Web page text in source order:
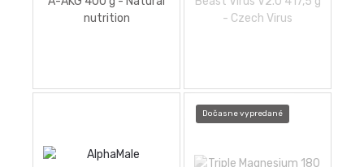
nutrition
- Czech Virus
Dočasne vypredané